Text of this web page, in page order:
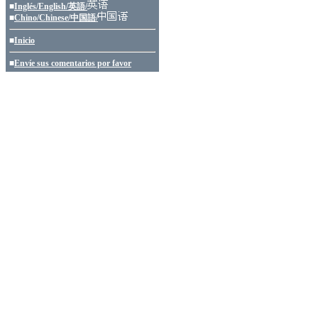
■Inglés/English/英語/
■Chino/Chinese/中国語/
■Inicio
■Envíe sus comentarios por favor